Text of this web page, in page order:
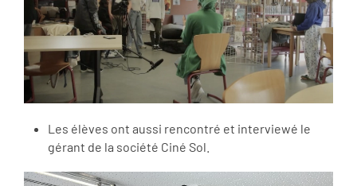
Les élèves ont aussi rencontré et interviewé le
gérant de la société Ciné Sol.